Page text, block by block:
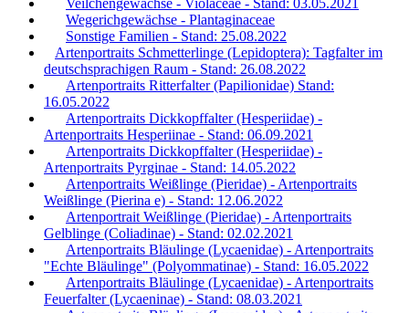
Veilchengewächse - Violaceae - Stand: 03.05.2021
Wegerichgewächse - Plantaginaceae
Sonstige Familien - Stand: 25.08.2022
Artenportraits Schmetterlinge (Lepidoptera): Tagfalter im
deutschsprachigen Raum - Stand: 26.08.2022
Artenportraits Ritterfalter (Papilionidae) Stand:
16.05.2022
Artenportraits Dickkopffalter (Hesperiidae) -
Artenportraits Hesperiinae - Stand: 06.09.2021
Artenportraits Dickkopffalter (Hesperiidae) -
Artenportraits Pyrginae - Stand: 14.05.2022
Artenportraits Weißlinge (Pieridae) - Artenportraits
Weißlinge (Pierina e) - Stand: 12.06.2022
Artenportrait Weißlinge (Pieridae) - Artenportraits
Gelblinge (Coliadinae) - Stand: 02.02.2021
Artenportraits Bläulinge (Lycaenidae) - Artenportraits
"Echte Bläulinge" (Polyommatinae) - Stand: 16.05.2022
Artenportraits Bläulinge (Lycaenidae) - Artenportraits
Feuerfalter (Lycaeninae) - Stand: 08.03.2021